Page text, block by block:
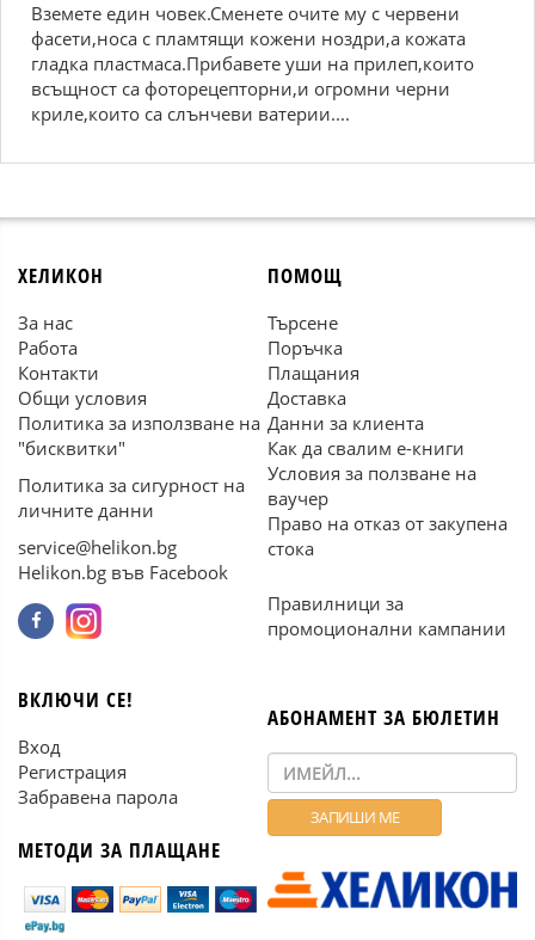
Вземете един човек.Сменете очите му с червени
фасети,носа с пламтящи кожени ноздри,а кожата
гладка пластмаса.Прибавете уши на прилеп,които
всъщност са фоторецепторни,и огромни черни
криле,които са слънчеви ватерии....
ХЕЛИКОН
За нас
Работа
Контакти
Общи условия
Политика за използване на
"бисквитки"
Политика за сигурност на
личните данни
service@helikon.bg
Helikon.bg във Facebook
ПОМОЩ
Търсене
Поръчка
Плащания
Доставка
Данни за клиента
Как да свалим е-книги
Условия за ползване на
ваучер
Право на отказ от закупена
стока
Правилници за
промоционални кампании
ВКЛЮЧИ СЕ!
Вход
Регистрация
Забравена парола
МЕТОДИ ЗА ПЛАЩАНЕ
АБОНАМЕНТ ЗА БЮЛЕТИН